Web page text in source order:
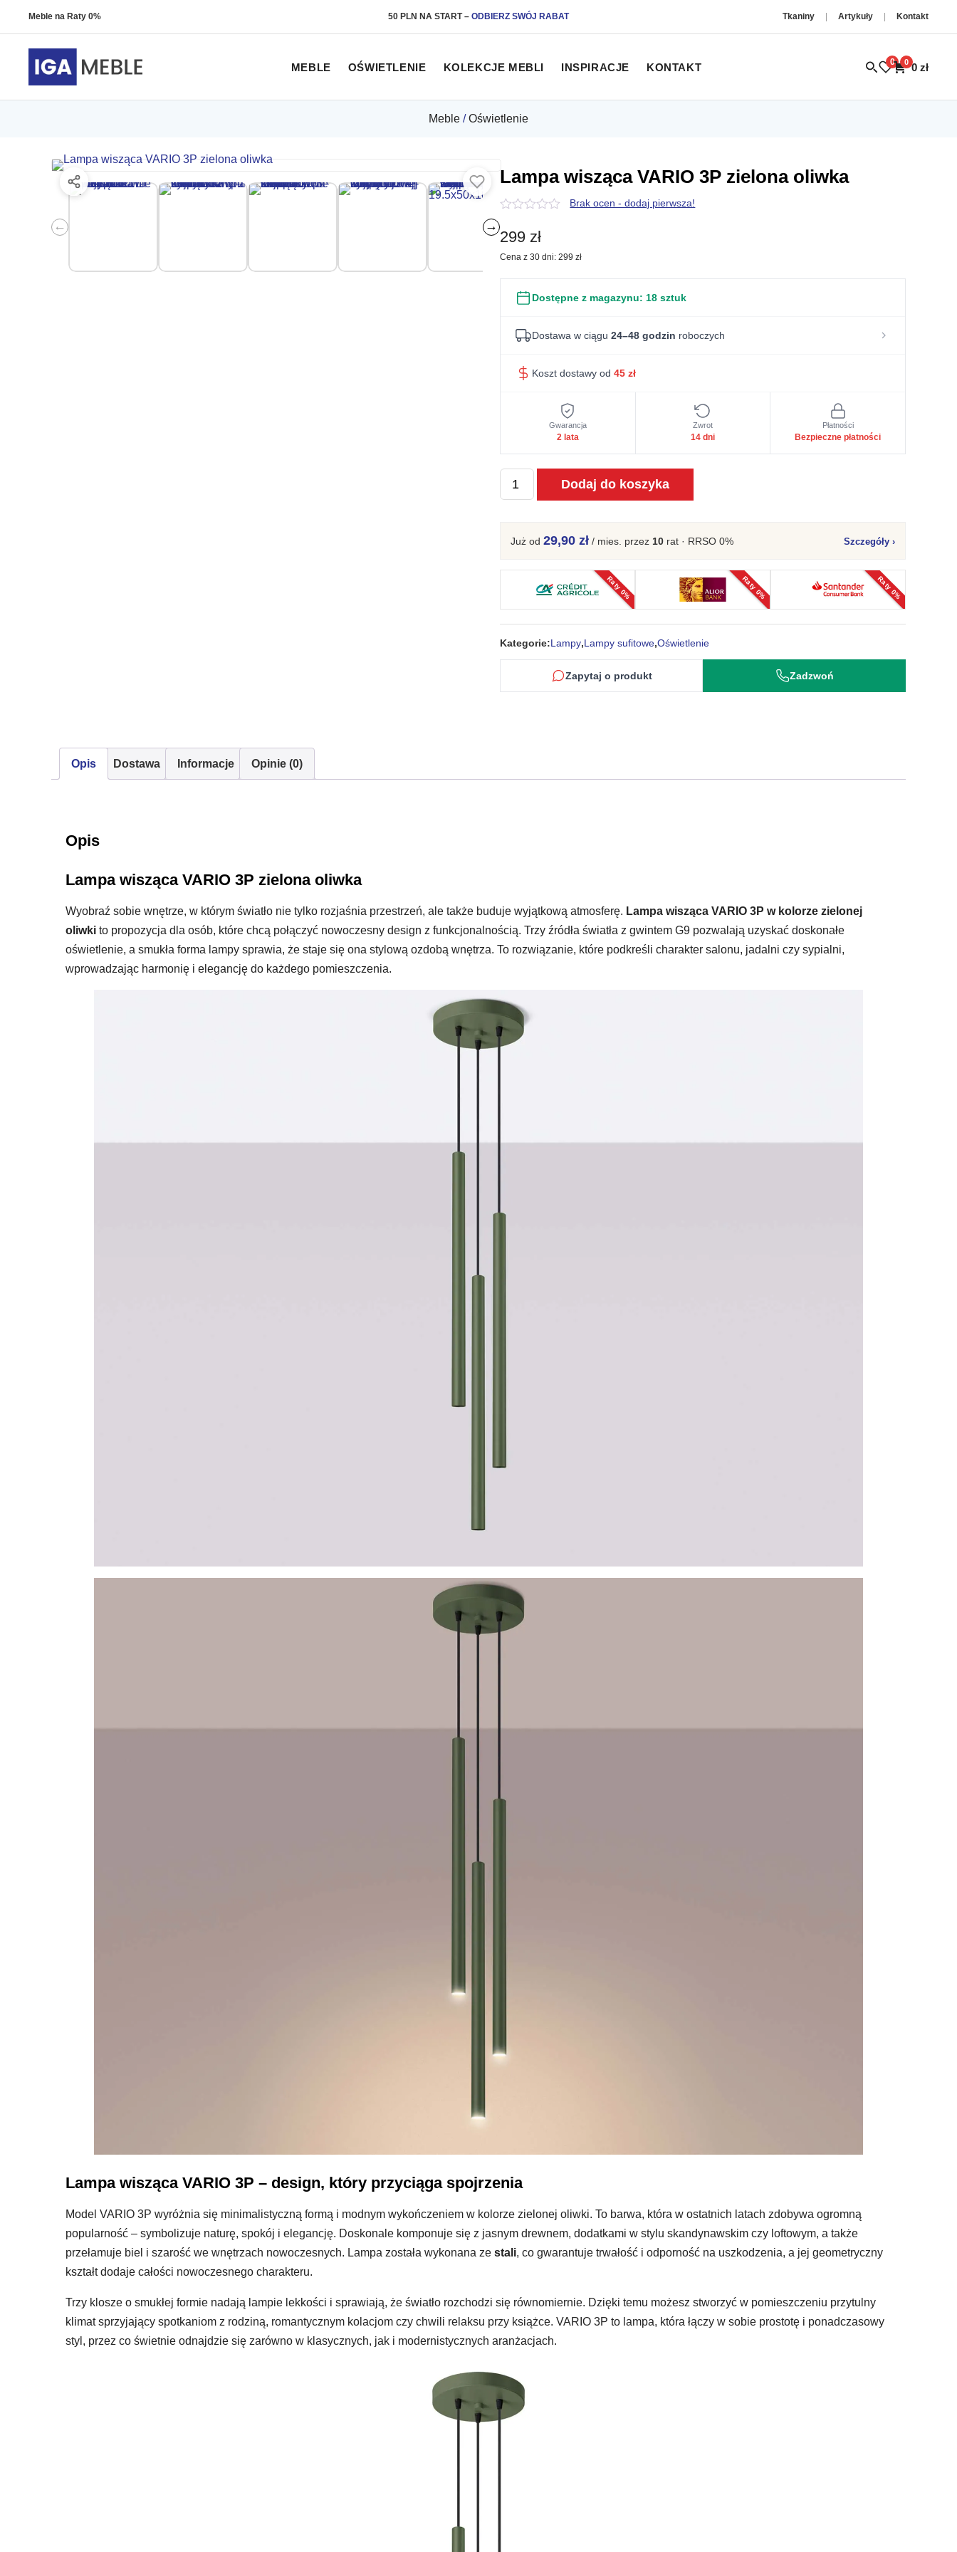
Meble na Raty 0% 50 PLN NA START– ODBIERZ SWÓJ RABAT Tkaniny Artykuły Kontakt
MEBLE OŚWIETLENIE KOLEKCJE MEBLI INSPIRACJE KONTAKT 0 0 0 zł
Meble /Oświetlenie
← →
Lampa wisząca VARIO 3P zielona oliwka
z
5
Brak ocen - dodaj pierwsza!
299 zł
Cena z 30 dni: 299 zł
Dostępne z magazynu: 18 sztuk
Dostawa w ciągu 24–48 godzin roboczych
Koszt dostawy od 45 zł
Gwarancja
2 lata
Zwrot
14 dni
Płatności
Bezpieczne płatności
ilość
Lampa
VARIO
zielona
Dodaj do koszyka
Już od 29,90 zł / mies. przez 10 rat · RRSO 0% Szczegóły ›
Raty 0% Raty 0% Raty 0%
Kategorie:Lampy,Lampy sufitowe,Oświetlenie
Zapytaj o produkt Zadzwoń
Opis Dostawa Informacje Opinie (0)
Opis
Lampa wisząca VARIO 3P zielona oliwka
Wyobraź sobie wnętrze, w którym światło nie tylko rozjaśnia przestrzeń, ale także buduje wyjątkową atmosferę. Lampa wisząca VARIO 3P w kolorze zielonej
oliwki to propozycja dla osób, które chcą połączyć nowoczesny design z funkcjonalnością. Trzy źródła światła z gwintem G9 pozwalają uzyskać doskonałe
oświetlenie, a smukła forma lampy sprawia, że staje się ona stylową ozdobą wnętrza. To rozwiązanie, które podkreśli charakter salonu, jadalni czy sypialni,
wprowadzając harmonię i elegancję do każdego pomieszczenia.
Lampa wisząca VARIO 3P – design, który przyciąga spojrzenia
Model VARIO 3P wyróżnia się minimalistyczną formą i modnym wykończeniem w kolorze zielonej oliwki. To barwa, która w ostatnich latach zdobywa ogromną
popularność – symbolizuje naturę, spokój i elegancję. Doskonale komponuje się z jasnym drewnem, dodatkami w stylu skandynawskim czy loftowym, a także
przełamuje biel i szarość we wnętrzach nowoczesnych. Lampa została wykonana ze stali, co gwarantuje trwałość i odporność na uszkodzenia, a jej geometryczny
kształt dodaje całości nowoczesnego charakteru.
Trzy klosze o smukłej formie nadają lampie lekkości i sprawiają, że światło rozchodzi się równomiernie. Dzięki temu możesz stworzyć w pomieszczeniu przytulny
klimat sprzyjający spotkaniom z rodziną, romantycznym kolacjom czy chwili relaksu przy książce. VARIO 3P to lampa, która łączy w sobie prostotę i ponadczasowy
styl, przez co świetnie odnajdzie się zarówno w klasycznych, jak i modernistycznych aranżacjach.